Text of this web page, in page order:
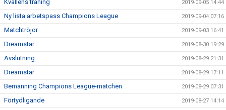
Kvällens träning 2019-09-05 14:44
Ny lista arbetspass Champions League 2019-09-04 07:16
Matchtröjor 2019-09-03 16:41
Dreamstar 2019-08-30 19:29
Avslutning 2019-08-29 21:31
Dreamstar 2019-08-29 17:11
Bemanning Champions League-matchen 2019-08-29 07:31
Förtydligande 2019-08-27 14:14